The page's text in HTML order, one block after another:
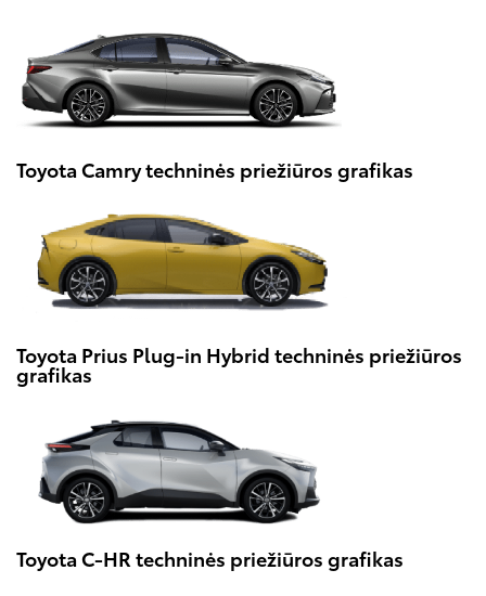
Toyota Camry techninės priežiūros grafikas
Toyota Prius Plug-in Hybrid techninės priežiūros
grafikas
Toyota C-HR techninės priežiūros grafikas